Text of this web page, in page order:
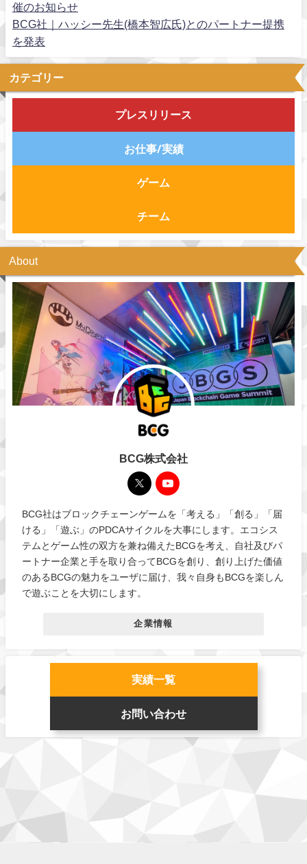
催のお知らせ
BCG社｜ハッシー先生(橋本智広氏)とのパートナー提携
を発表
カテゴリー
プレスリリース
お仕事/実績
ゲーム
チーム
About
BCG株式会社
BCG社はブロックチェーンゲームを「考える」「創る」「届
ける」「遊ぶ」のPDCAサイクルを大事にします。エコシス
テムとゲーム性の双方を兼ね備えたBCGを考え、自社及びパ
ートナー企業と手を取り合ってBCGを創り、創り上げた価値
のあるBCGの魅力をユーザに届け、我々自身もBCGを楽しん
で遊ぶことを大切にします。
企業情報
実績一覧
お問い合わせ